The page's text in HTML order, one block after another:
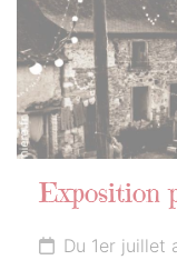
Exposition
Du 1er juillet